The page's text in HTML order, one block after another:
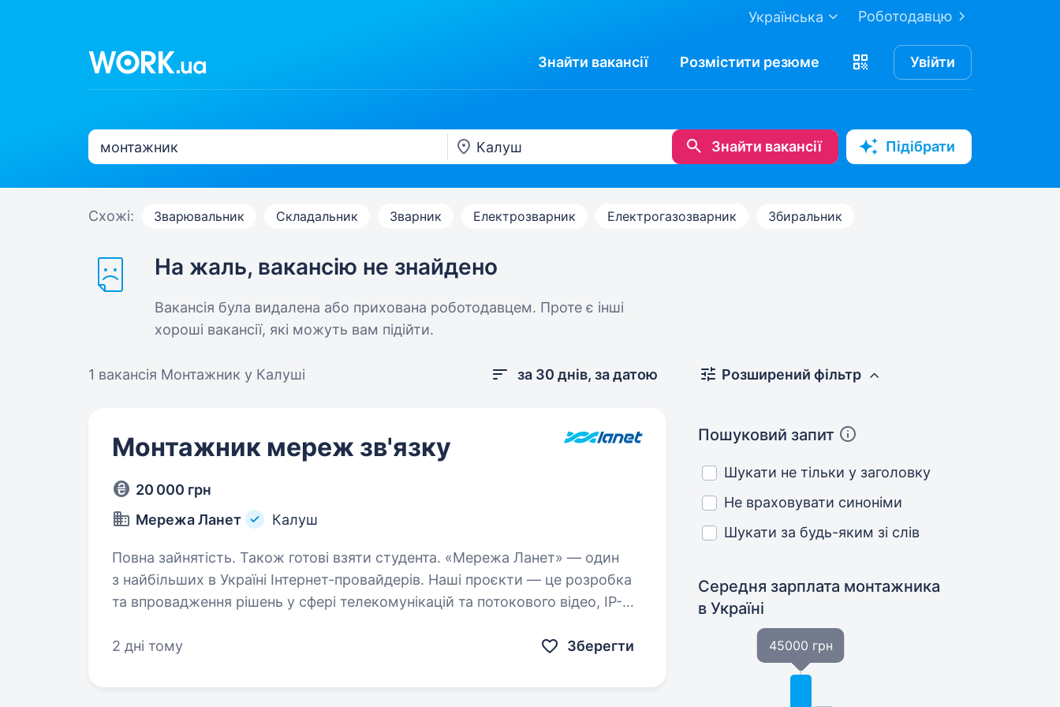
Роботодавцю
Українська
Знайти вакансії Розмістити резюме Увійти
Знайти вакансії Підібрати
Схожі: Зварювальник Складальник Зварник Електрозварник Електрогазозварник Збиральник
На жаль, вакансію не знайдено
Вакансія була видалена або прихована роботодавцем. Проте є інші
хороші вакансії, які можуть вам підійти.
1 вакансія Монтажник у Калуші за 30 днів, за датою
Монтажник мереж зв'язку
20 000 грн
Мережа Ланет
Калуш
Повна зайнятість. Також готові взяти студента. «Мережа Ланет» — один
з найбільших в Україні Інтернет-провайдерів. Наші проєкти — це розробка
та впровадження рішень у сфері телекомунікацій та потокового відео, IP-
2 дні тому
Зберегти
Розширений фільтр
Пошуковий запит
Шукати не тільки у заголовку
Не враховувати синоніми
Шукати за будь-яким зі слів
Середня зарплата монтажника
в Україні
45000 грн